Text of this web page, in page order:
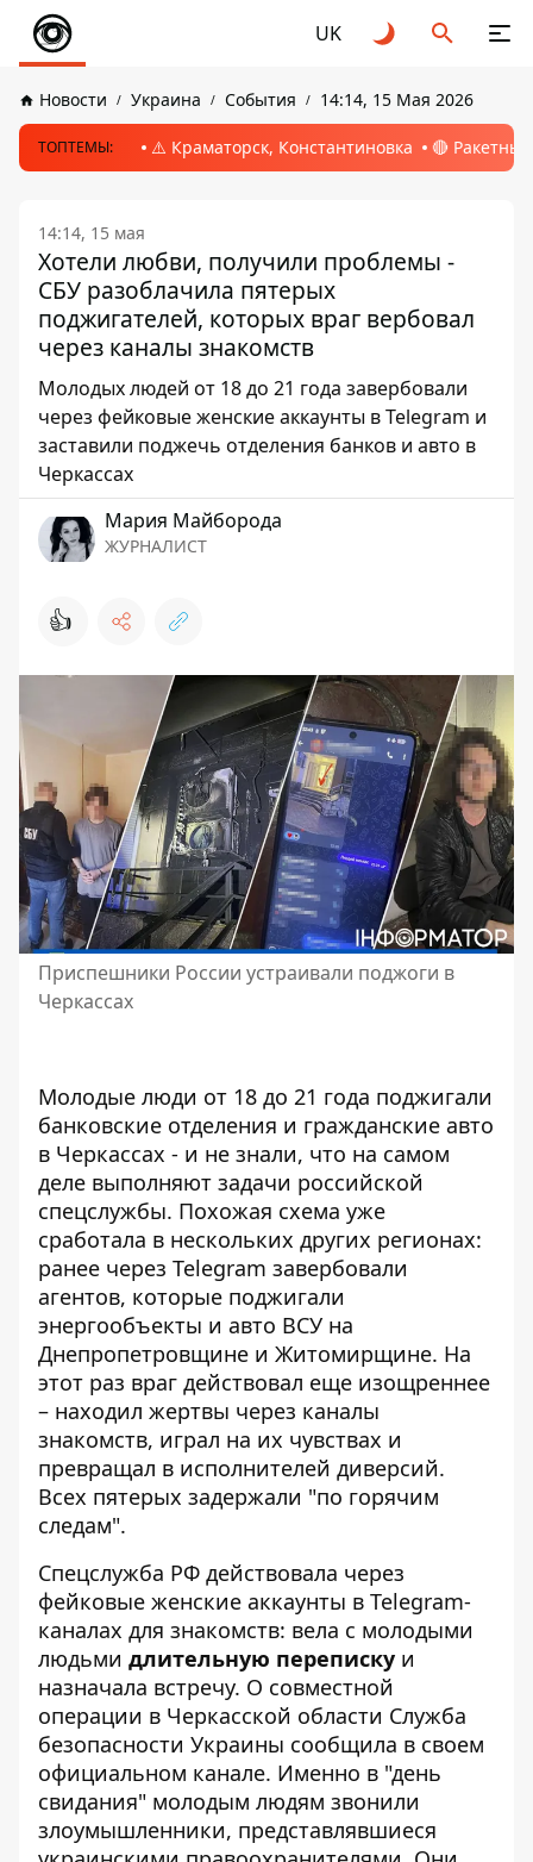
UK
Новости Украина События 14:14, 15 Мая 2026
ТОПТЕМЫ: ⚠️ Краматорск, Константиновка 🔴
14:14, 15 мая
Хотели любви, получили проблемы -
СБУ разоблачила пятерых
поджигателей, которых враг вербовал
через каналы знакомств
Молодых людей от 18 до 21 года завербовали
через фейковые женские аккаунты в Telegram и
заставили поджечь отделения банков и авто в
Черкассах
Мария Майборода
ЖУРНАЛИСТ
👍
Приспешники России устраивали поджоги в
Черкассах
Молодые люди от 18 до 21 года поджигали
банковские отделения и гражданские авто
в Черкассах - и не знали, что на самом
деле выполняют задачи российской
спецслужбы. Похожая схема уже
сработала в нескольких других регионах:
ранее через Telegram завербовали
агентов, которые поджигали
энергообъекты и авто ВСУ на
Днепропетровщине и Житомирщине. На
этот раз враг действовал еще изощреннее
– находил жертвы через каналы
знакомств, играл на их чувствах и
превращал в исполнителей диверсий.
Всех пятерых задержали "по горячим
следам".
Спецслужба РФ действовала через
фейковые женские аккаунты в Telegram-
каналах для знакомств: вела с молодыми
людьми длительную переписку и
назначала встречу. О совместной
операции в Черкасской области Служба
безопасности Украины сообщила в своем
официальном канале. Именно в "день
свидания" молодым людям звонили
злоумышленники, представлявшиеся